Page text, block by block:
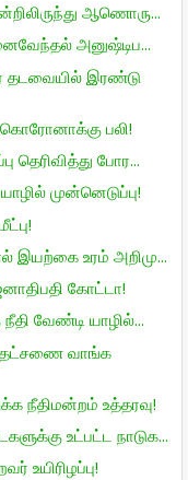
ஆணொரு...
அனுஷ்டிப...
தடவையில் இரண்டு
பலி!
தெரிவித்து போர...
முன்னெடுப்பு!
இயற்கை உரம் அறிமு...
கோட்டா!
வேண்டி யாழில்...
வாங்க
நீதிமன்றம் உத்தரவு!
உட்பட்ட நாடுக...
உயிரிழப்பு!